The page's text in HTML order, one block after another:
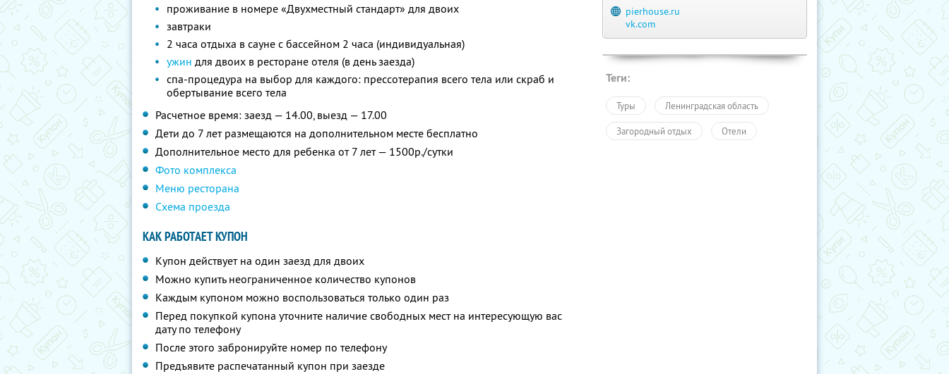
проживание в номере «Двухместный стандарт» для двоих
завтраки
2 часа отдыха в сауне с бассейном 2 часа (индивидуальная)
ужин для двоих в ресторане отеля (в день заезда)
спа-процедура на выбор для каждого: прессотерапия всего тела или скраб и
обертывание всего тела
Расчетное время: заезд — 14.00, выезд — 17.00
Дети до 7 лет размещаются на дополнительном месте бесплатно
Дополнительное место для ребенка от 7 лет — 1500р./сутки
Фото комплекса
Меню ресторана
Схема проезда
КАК РАБОТАЕТ КУПОН
Купон действует на один заезд для двоих
Можно купить неограниченное количество купонов
Каждым купоном можно воспользоваться только один раз
Перед покупкой купона уточните наличие свободных мест на интересующую вас
дату по телефону
После этого забронируйте номер по телефону
Предъявите распечатанный купон при заезде
pierhouse.ru
vk.com
Теги:
Туры Ленинградская область
Загородный отдых Отели